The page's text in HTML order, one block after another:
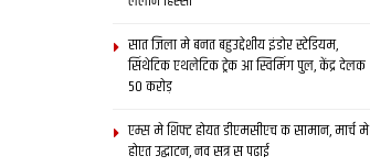
सात जिला मे बनत बहुउद्देशीय इंडोर स्‍टेडि‍यम,
सिंथेटिक एथलेटिक ट्रेक आ स्विमिंग पुल, केंद्र देलक
50 करोड़
एम्स मे शिफ्ट होयत डीएमसीएच क सामान, मार्च मे
होएत उद्घाटन, नव सत्र स पढाई